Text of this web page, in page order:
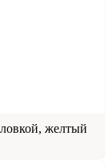
желтый